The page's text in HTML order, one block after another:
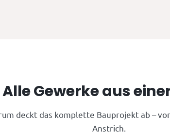
Alle Gewerke aus
deckt das komplette Bauprojekt ab –
Anstrich.